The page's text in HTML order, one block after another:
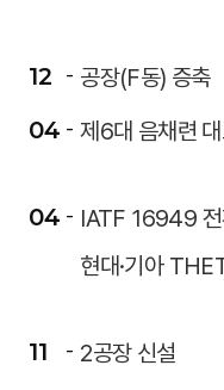
12
공장(F동) 증축
04
제6대 음채련
04
IATF 16949 전
현대·기아
11 2공장 신설